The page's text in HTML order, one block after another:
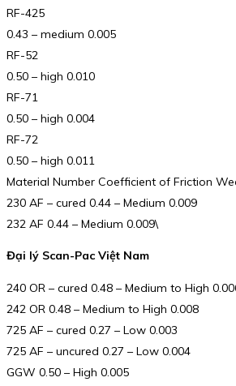
RF-425
0.43 – medium 0.005
RF-52
0.50 – high 0.010
RF-71
0.50 – high 0.004
RF-72
0.50 – high 0.011
Material Number Coefficient of Friction
230 AF – cured 0.44 – Medium 0.009
232 AF 0.44 – Medium 0.009\
Đại lý Scan-Pac Việt Nam
240 OR – cured 0.48 – Medium to High
242 OR 0.48 – Medium to High 0.008
725 AF – cured 0.27 – Low 0.003
725 AF – uncured 0.27 – Low 0.004
GGW 0.50 – High 0.005